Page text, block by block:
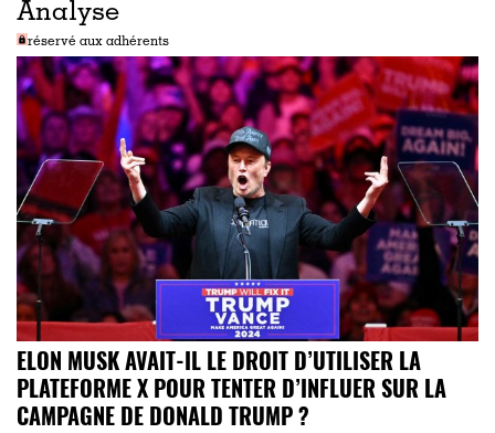
Analyse
réservé aux adhérents
ELON MUSK AVAIT-IL LE DROIT D’UTILISER LA
PLATEFORME X POUR TENTER D’INFLUER SUR LA
CAMPAGNE DE DONALD TRUMP ?